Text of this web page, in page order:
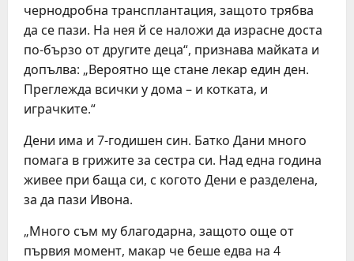
чернодробна трансплантация, защото трябва
да се пази. На нея й се наложи да израсне доста
по-бързо от другите деца“, признава майката и
допълва: „Вероятно ще стане лекар един ден.
Преглежда всички у дома – и котката, и
играчките.“
Дени има и 7-годишен син. Батко Дани много
помага в грижите за сестра си. Над една година
живее при баща си, с когото Дени е разделена,
за да пази Ивона.
„Много съм му благодарна, защото още от
първия момент, макар че беше едва на 4